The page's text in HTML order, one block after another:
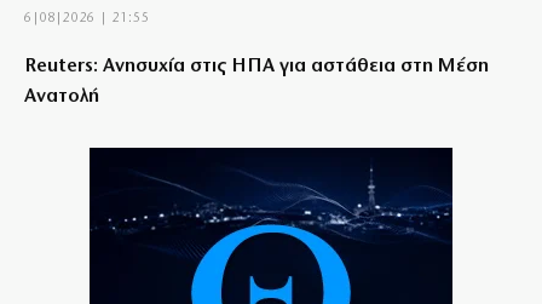
6|08|2026 | 21:55
Reuters: Ανησυχία στις ΗΠΑ για αστάθεια στη Μέση
Ανατολή
Επτά μήνες ανενεργά τα νέα αεροπλάνα της
6|08|2026 | 21:40
Ιταλία όπως… Μυστράς: 50χρονος έπαιρνε τη